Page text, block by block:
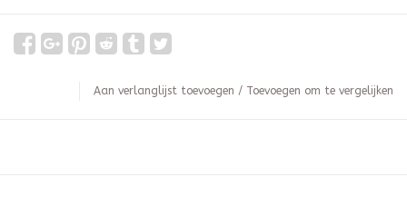
Aan verlanglijst toevoegen / Toevoegen om te vergelijken